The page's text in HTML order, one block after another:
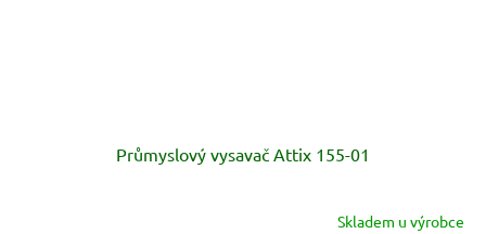
Průmyslový vysavač Attix 155-01
Skladem u výrobce